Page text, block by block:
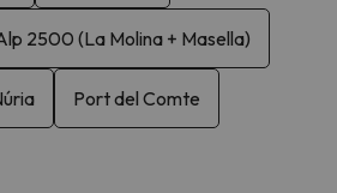
2500 (La Molina + Masella)
Port del Comte